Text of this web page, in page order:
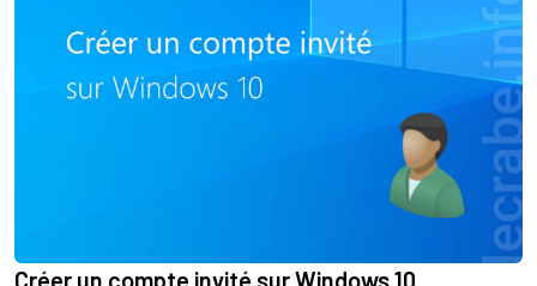
Créer un compte invité sur Windows 10